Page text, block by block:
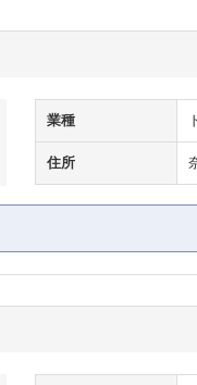
業種
住所